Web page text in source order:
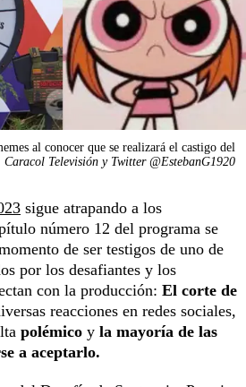
al conocer que se realizará el castigo del
Televisión y Twitter @EstebanG1920
sigue atrapando a los
número 12 del programa se
de ser testigos de uno de
por los desafiantes y los
con la producción: El corte de
reacciones en redes sociales,
polémico y la mayoría de las
a aceptarlo.